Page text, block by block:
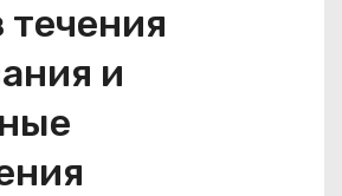
течения
и